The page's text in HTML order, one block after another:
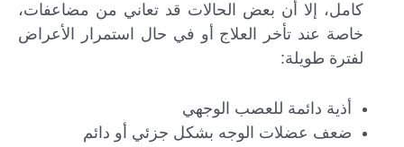
كامل، إلا أن بعض الحالات قد تعاني من مضاعفات،
خاصة عند تأخر العلاج أو في حال استمرار الأعراض
لفترة طويلة:
أذية دائمة للعصب الوجهي
ضعف عضلات الوجه بشكل جزئي أو دائم